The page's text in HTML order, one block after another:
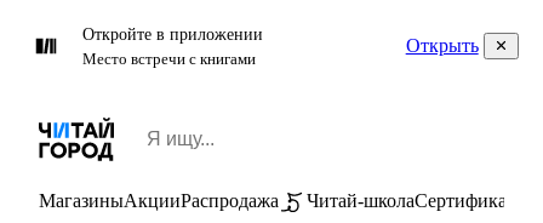
Откройте в приложении
Место встречи с книгами
Открыть
МагазиныАкцииРаспродажа Читай-школаСертификаты